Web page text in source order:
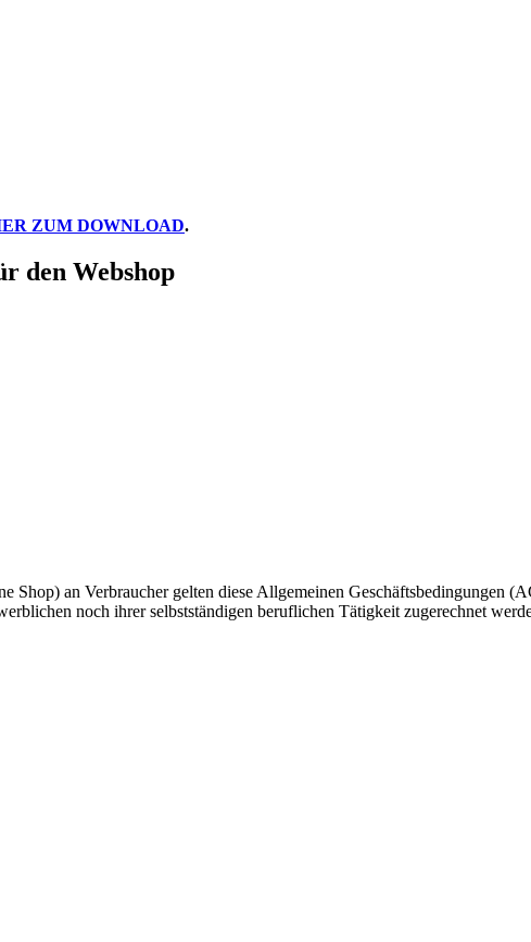
ZUM DOWNLOAD.
den Webshop
an Verbraucher gelten diese Allgemeinen Geschäftsbedingungen
noch ihrer selbstständigen beruflichen Tätigkeit zugerechnet